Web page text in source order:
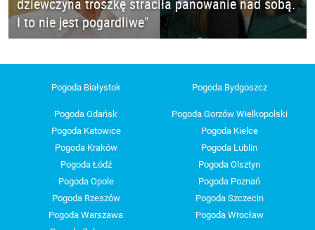
I to nie jest pogardliwe"
Pogoda Białystok Pogoda Bydgoszcz
Pogoda Gdańsk
Pogoda Gorzów Wielkopolski
Pogoda Katowice
Pogoda Kielce
Pogoda Kraków
Pogoda Lublin
Pogoda Łódź
Pogoda Olsztyn
Pogoda Opole
Pogoda Poznań
Pogoda Rzeszów
Pogoda Szczecin
Pogoda Warszawa
Pogoda Wrocław